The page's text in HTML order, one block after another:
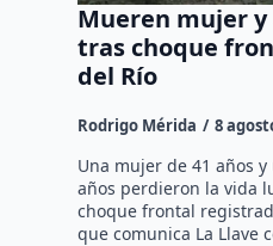
Mueren mujer
tras choque
del Río
Rodrigo Mérida 8
Una mujer de 41 años
años perdieron la vida
choque frontal
que comunica La Llave